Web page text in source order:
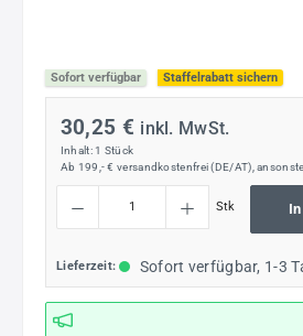
Sofort verfügbar Staffelrabatt sichern
30,25 € inkl. MwSt.
Inhalt: 1 Stück
Ab 199,- € versandkostenfrei (DE/AT),
Stk
Lieferzeit: Sofort verfügbar, 1-3